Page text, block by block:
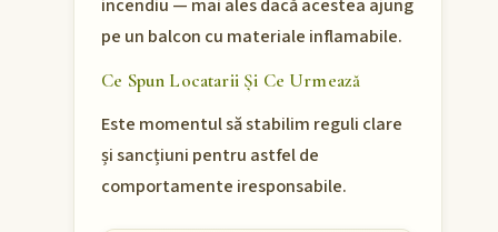
incendiu — mai ales dacă acestea ajung
pe un balcon cu materiale inflamabile.
Ce Spun Locatarii Și Ce Urmează
Este momentul să stabilim reguli clare
și sancțiuni pentru astfel de
comportamente iresponsabile.